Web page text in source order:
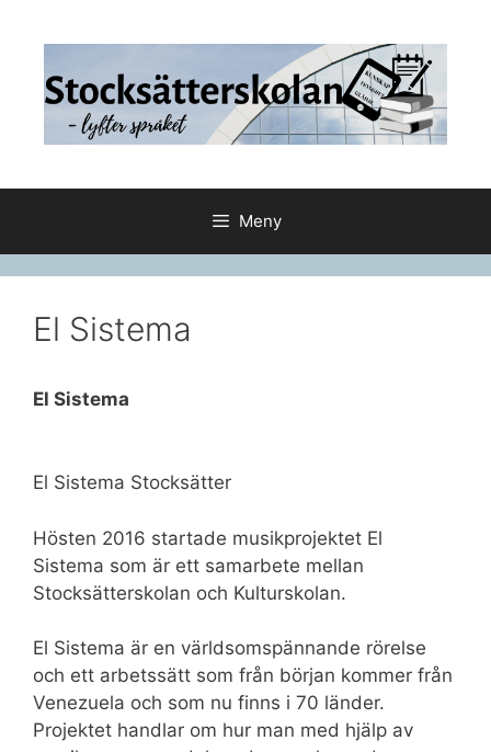
Meny
El Sistema
El Sistema
El Sistema Stocksätter
Hösten 2016 startade musikprojektet El
Sistema som är ett samarbete mellan
Stocksätterskolan och Kulturskolan.
El Sistema är en världsomspännande rörelse
och ett arbetssätt som från början kommer från
Venezuela och som nu finns i 70 länder.
Projektet handlar om hur man med hjälp av